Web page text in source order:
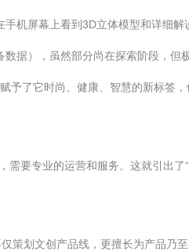
机屏幕上看到3D立体模型和详细
据），虽然部分尚在探索阶段，但
予了它时尚、健康、智慧的新标签
要专业的运营和服务。这就引出
策划文创产品线，更擅长为产品乃